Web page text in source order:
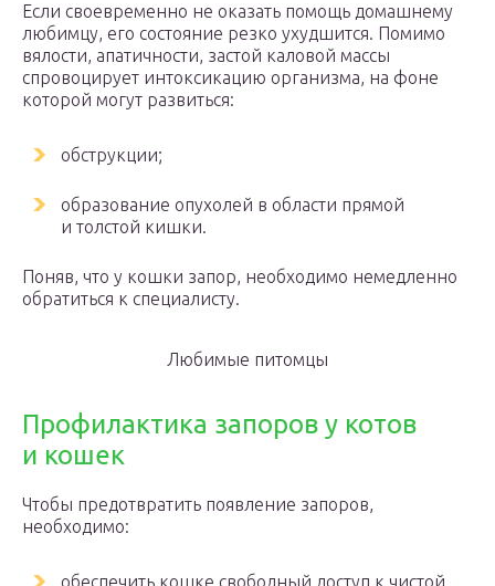
Если своевременно не оказать помощь домашнему
любимцу, его состояние резко ухудшится. Помимо
вялости, апатичности, застой каловой массы
спровоцирует интоксикацию организма, на фоне
которой могут развиться:
обструкции;
образование опухолей в области прямой
и толстой кишки.
Поняв, что у кошки запор, необходимо немедленно
обратиться к специалисту.
Любимые питомцы
Профилактика запоров у котов
и кошек
Чтобы предотвратить появление запоров,
необходимо:
обеспечить кошке свободный доступ к чистой